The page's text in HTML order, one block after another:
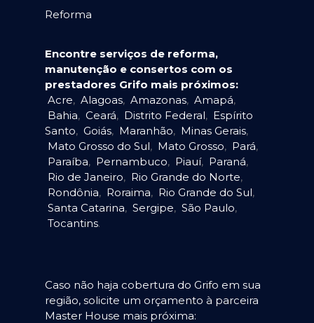
Reforma
Encontre serviços de reforma,
manutenção e consertos com os
prestadores Grifo mais próximos:
Acre, Alagoas, Amazonas, Amapá,
Bahia, Ceará, Distrito Federal, Espírito
Santo, Goiás, Maranhão, Minas Gerais,
Mato Grosso do Sul, Mato Grosso, Pará,
Paraíba, Pernambuco, Piauí, Paraná,
Rio de Janeiro, Rio Grande do Norte,
Rondônia, Roraima, Rio Grande do Sul,
Santa Catarina, Sergipe, São Paulo,
Tocantins.
Caso não haja cobertura do Grifo em sua
região, solicite um orçamento à parceira
Master House mais próxima: